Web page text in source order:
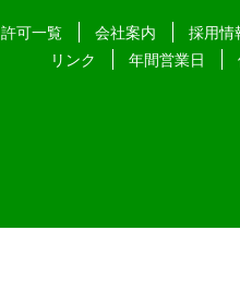
許可一覧 会社案内 採用情
リンク
年間営業日